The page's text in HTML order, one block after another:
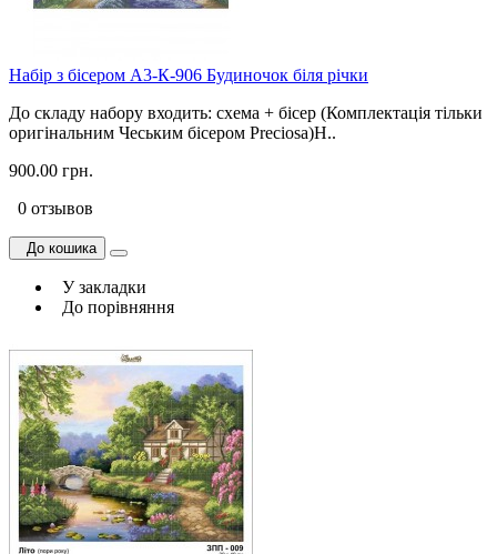
Набір з бісером А3-К-906 Будиночок біля річки
До складу набору входить: схема + бісер (Комплектація тільки
оригінальним Чеським бісером Preciosa)Н..
900.00 грн.
0 отзывов
До кошика
У закладки
До порівняння